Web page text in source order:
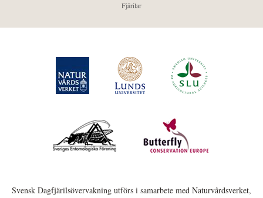
Fjärilar
Svensk Dagfjärilsövervakning utförs i samarbete med Naturvårdsverket,